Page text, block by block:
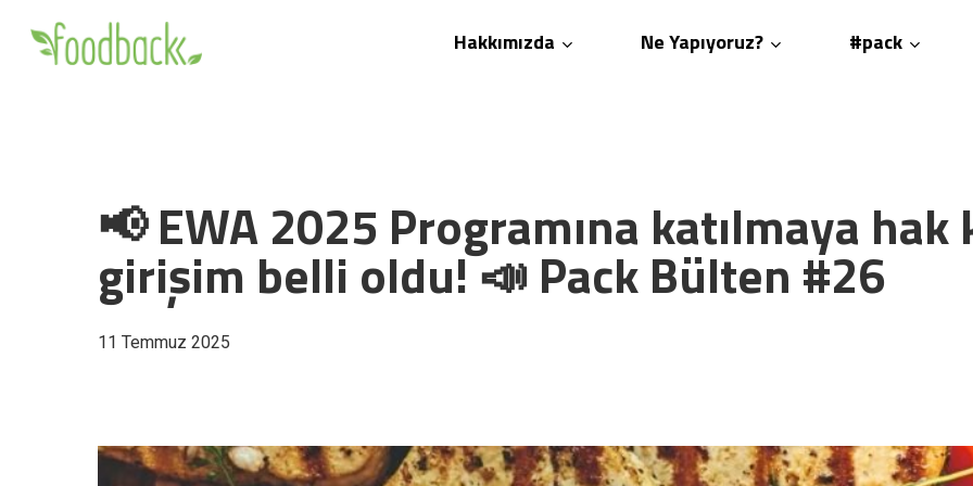
Hakkımızda Ne Yapıyoruz? #pack
📢 EWA 2025 Programına katılmaya hak
girişim belli oldu! 📣 Pack Bülten #26
11 Temmuz 2025